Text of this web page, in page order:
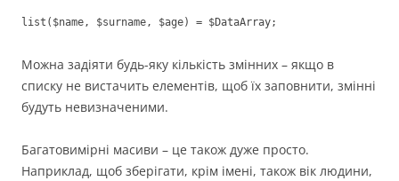
list($name, $surname, $age) = $DataArray;
Можна задіяти будь-яку кількість змінних – якщо в
списку не вистачить елементів, щоб їх заповнити, змінні
будуть невизначеними.
Багатовимірні масиви – це також дуже просто.
Наприклад, щоб зберігати, крім імені, також вік людини,